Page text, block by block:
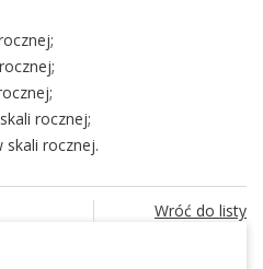
rocznej;
skali rocznej.
Wróć do listy